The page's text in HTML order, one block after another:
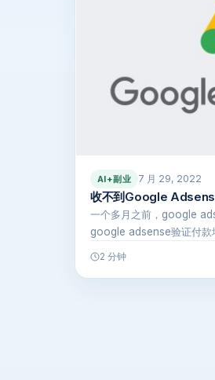
AI+副业 7 月 29, 2022
收不到Google
一个多月之前，google
google adsense验证付款
2 分钟